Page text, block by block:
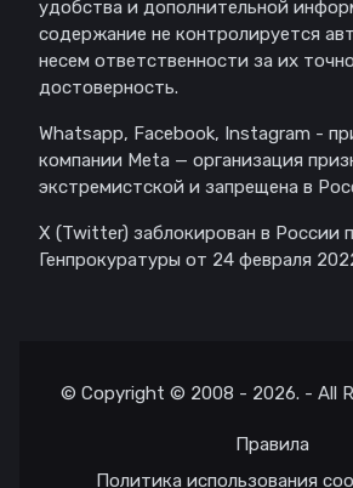
удобства и дополнительной
содержание не контролируется
несем ответственности за их
достоверность.
Whatsapp, Facebook, Instagram -
компании Meta — организация
экстремистской и запрещена в
X (Twitter) заблокирован в России
Генпрокуратуры от 24 февраля
© Copyright © 2008 - 2026. - All
Правила
Политика использования